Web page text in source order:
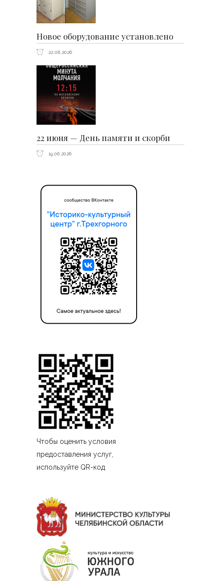
Новое оборудование установлено
22.06.2026
22 июня — День памяти и скорби
19.06.2026
Чтобы оценить условия
предоставления услуг,
используйте QR-код